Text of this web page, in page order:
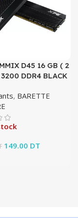
D45 16 GB ( 2
DDR4 BLACK
, BARETTE
Le prix initial était :
149.00 DT